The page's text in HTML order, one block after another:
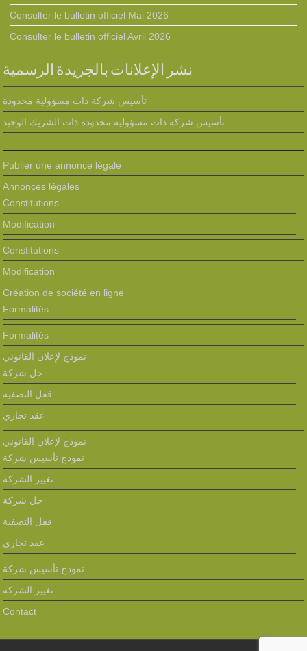
Consulter le bulletin officiel Mai 2026
Consulter le bulletin officiel Avril 2026
نشر الإعلانات بالجريدة الرسمية
تأسيس شركة ذات مسؤولية محدودة
تأسيس شركة ذات مسؤولية محدودة ذات الشريك الوحيد
Publier une annonce légale
Annonces légales
Constitutions
Modification
Constitutions
Modification
Création de société en ligne
Formalités
Formalités
نموذج لإعلان القانوني
حل شركة
قفل التصفية
عقد تجاري
نموذج لإعلان القانوني
نمودج تأسيس شركة
تغيير الشركة
حل شركة
قفل التصفية
عقد تجاري
نمودج تأسيس شركة
تغيير الشركة
Contact